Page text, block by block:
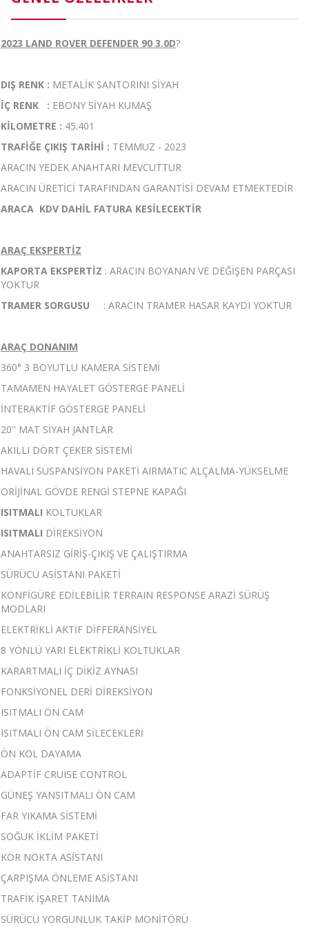
2023 LAND ROVER DEFENDER 90 3.0D?
DIŞ RENK : METALİK SANTORINI SİYAH
İÇ RENK : EBONY SİYAH KUMAŞ
KİLOMETRE : 45.401
TRAFİĞE ÇIKIŞ TARİHİ : TEMMUZ - 2023
ARACIN YEDEK ANAHTARI MEVCUTTUR
ARACIN ÜRETİCİ TARAFINDAN GARANTİSİ DEVAM ETMEKTEDİR
ARACA KDV DAHİL FATURA KESİLECEKTİR
ARAÇ EKSPERTİZ
KAPORTA EKSPERTİZ : ARACIN BOYANAN VE DEĞİŞEN PARÇASI
YOKTUR
TRAMER SORGUSU
: ARACIN TRAMER HASAR KAYDI YOKTUR
ARAÇ DONANIM
360° 3 BOYUTLU KAMERA SİSTEMİ
TAMAMEN HAYALET GÖSTERGE PANELİ
İNTERAKTİF GÖSTERGE PANELİ
20'' MAT SİYAH JANTLAR
AKILLI DÖRT ÇEKER SİSTEMİ
HAVALI SÜSPANSİYON PAKETİ AIRMATIC ALÇALMA-YÜKSELME
ORİJİNAL GÖVDE RENGİ STEPNE KAPAĞI
ISITMALI KOLTUKLAR
ISITMALI DİREKSİYON
ANAHTARSIZ GİRİŞ-ÇIKIŞ VE ÇALIŞTIRMA
SÜRÜCÜ ASİSTANI PAKETİ
KONFİGÜRE EDİLEBİLİR TERRAIN RESPONSE ARAZİ SÜRÜŞ
MODLARI
ELEKTRİKLİ AKTİF DİFFERANSİYEL
8 YÖNLÜ YARI ELEKTRİKLİ KOLTUKLAR
KARARTMALI İÇ DİKİZ AYNASI
FONKSİYONEL DERİ DİREKSİYON
ISITMALI ÖN CAM
ISITMALI ÖN CAM SİLECEKLERİ
ÖN KOL DAYAMA
ADAPTİF CRUISE CONTROL
GÜNEŞ YANSITMALI ÖN CAM
FAR YIKAMA SİSTEMİ
SOĞUK İKLİM PAKETİ
KÖR NOKTA ASİSTANI
ÇARPIŞMA ÖNLEME ASİSTANI
TRAFİK İŞARET TANIMA
SÜRÜCÜ YORGUNLUK TAKİP MONİTÖRÜ